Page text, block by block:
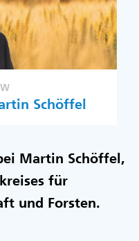
Schöffel
Martin Schöffel,
für
und Forsten.